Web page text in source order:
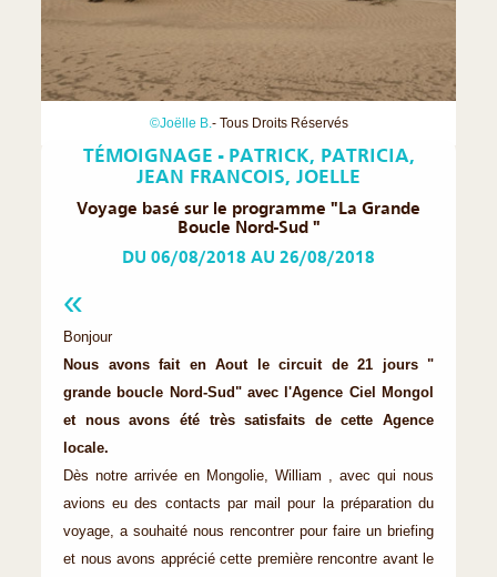
©Joëlle B. - Tous Droits Réservés
TÉMOIGNAGE - PATRICK, PATRICIA,
JEAN FRANCOIS, JOELLE
Voyage basé sur le programme "La Grande
Boucle Nord-Sud "
DU 06/08/2018 AU 26/08/2018
Bonjour
Nous avons fait en Aout le circuit de 21 jours "
grande boucle Nord-Sud" avec l'Agence Ciel Mongol
et nous avons été très satisfaits de cette Agence
locale.
Dès notre arrivée en Mongolie, William , avec qui nous
avions eu des contacts par mail pour la préparation du
voyage, a souhaité nous rencontrer pour faire un briefing
et nous avons apprécié cette première rencontre avant le